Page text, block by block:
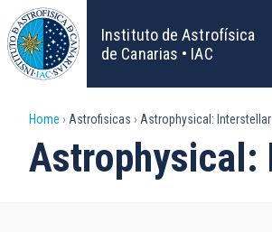
Skip
to
main
content
Instituto de Astrofísica
de Canarias • IAC
Breadcrumb
Home Astrofisicas Astrophysical:
Astrophysical: